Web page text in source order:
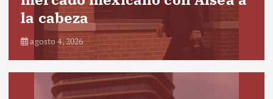
la cabeza
agosto 4, 2026